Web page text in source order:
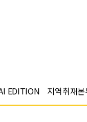
EDITION 지역취재본